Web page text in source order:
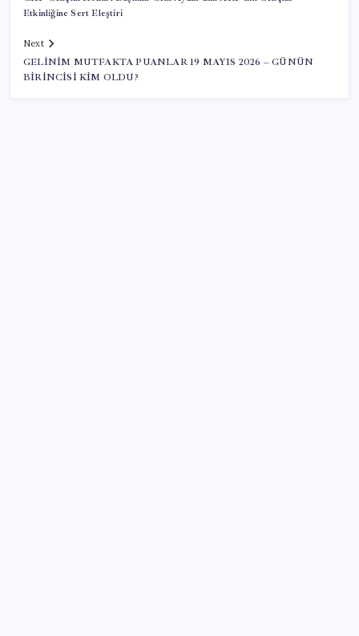
Etkinliğine Sert Eleştiri
Next
GELİNİM MUTFAKTA PUANLAR 19 MAYIS 2026 – GÜNÜN
BİRİNCİSİ KİM OLDU?